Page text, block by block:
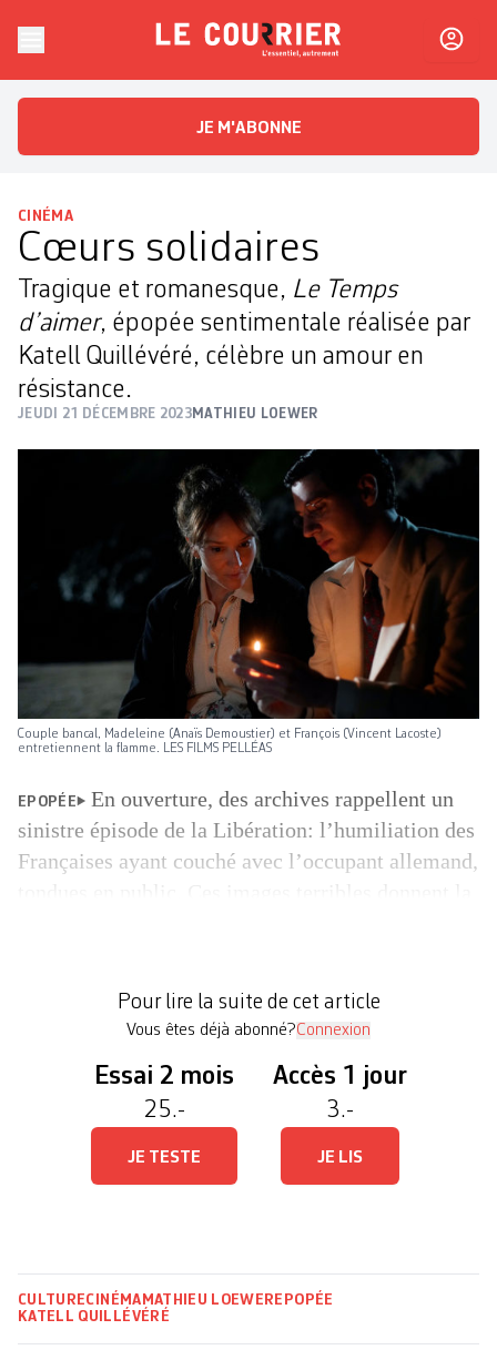
Le CourrierL'essentiel, autrement
JE M'ABONNE
CINÉMA
Cœurs solidaires
Tragique et romanesque, Le Temps
d’aimer, épopée sentimentale réalisée par
Katell Quillévéré, célèbre un amour en
résistance.
JEUDI 21 DÉCEMBRE 2023MATHIEU LOEWER
Couple bancal, Madeleine (Anaïs Demoustier) et François (Vincent Lacoste)
entretiennent la flamme. LES FILMS PELLÉAS
EPOPÉE
En ouverture, des archives rappellent un
sinistre épisode de la Libération: l’humiliation des
Françaises ayant couché avec l’occupant allemand,
séquence en noir et blanc qui fait […]
Pour lire la suite de cet article
Vous êtes déjà abonné?Connexion
Essai 2 mois
25.-
JE TESTE
Accès 1 jour
3.-
JE LIS
CULTURECINÉMA MATHIEU LOEWER EPOPÉE
KATELL QUILLÉVÉRÉ